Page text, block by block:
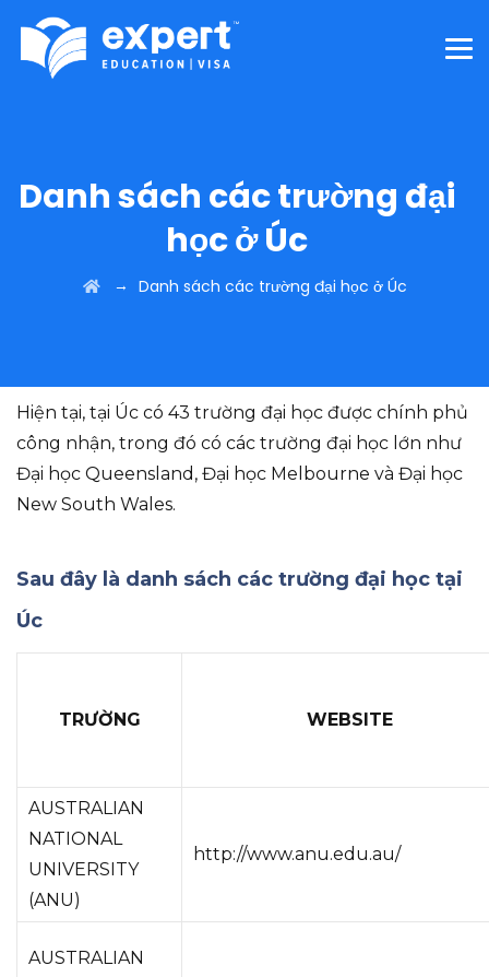
Danh sách các trường đại
học ở Úc
→ Danh sách các trường đại học ở Úc
Hiện tại, tại Úc có 43 trường đại học được chính phủ
công nhận, trong đó có các trường đại học lớn như
Đại học Queensland, Đại học Melbourne và Đại học
New South Wales.
Sau đây là danh sách các trường đại học tại
Úc
TRƯỜNG WEBSITE
AUSTRALIAN
NATIONAL
UNIVERSITY
(ANU)
http://www.anu.edu.au/
AUSTRALIAN